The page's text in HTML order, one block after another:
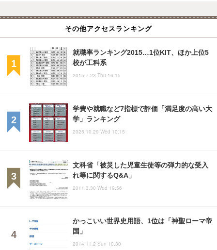
その他アクセスランキング
就職率ランキング2015…1位KIT、ほか上位5
校が工科系
2015.7.23 Thu 16:15
学費や就職など7指標で評価「満足度の高い大
学」ランキング
2025.10.29 Wed 10:15
文科省「被災した児童生徒等の弾力的な受入
れ等に関するQ&A」
2011.3.30 Wed 19:56
かっこいい世界史用語、1位は「神聖ローマ帝
国」
2014.11.2 Sun 10:30